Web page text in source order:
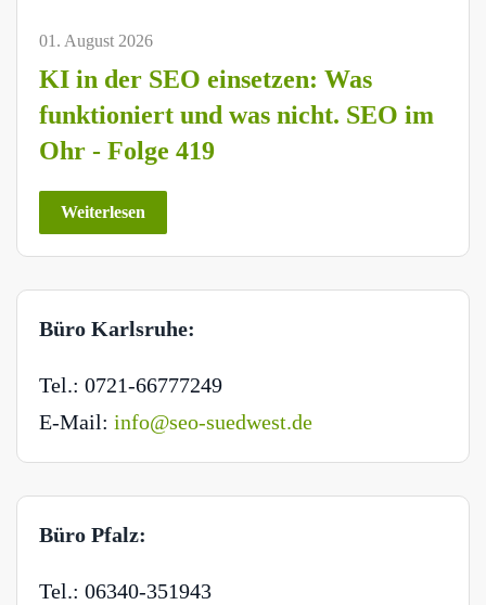
01. August 2026
KI in der SEO einsetzen: Was
funktioniert und was nicht. SEO im
Ohr - Folge 419
Weiterlesen
Büro Karlsruhe:
Tel.: 0721-66777249
E-Mail: info@seo-suedwest.de
Büro Pfalz:
Tel.: 06340-351943